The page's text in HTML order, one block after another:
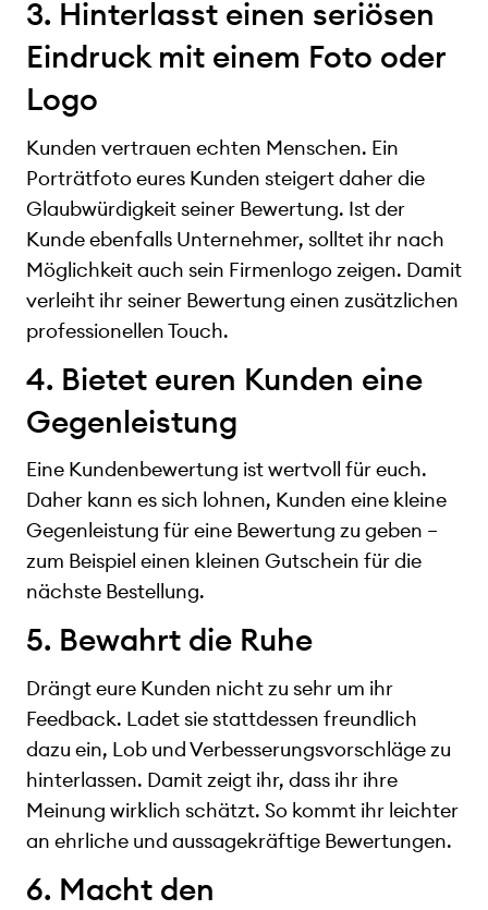
3. Hinterlasst einen seriösen
Eindruck mit einem Foto oder
Logo
Kunden vertrauen echten Menschen. Ein
Porträtfoto eures Kunden steigert daher die
Glaubwürdigkeit seiner Bewertung. Ist der
Kunde ebenfalls Unternehmer, solltet ihr nach
Möglichkeit auch sein Firmenlogo zeigen. Damit
verleiht ihr seiner Bewertung einen zusätzlichen
professionellen Touch.
4. Bietet euren Kunden eine
Gegenleistung
Eine Kundenbewertung ist wertvoll für euch.
Daher kann es sich lohnen, Kunden eine kleine
Gegenleistung für eine Bewertung zu geben –
zum Beispiel einen kleinen Gutschein für die
nächste Bestellung.
5. Bewahrt die Ruhe
Drängt eure Kunden nicht zu sehr um ihr
Feedback. Ladet sie stattdessen freundlich
dazu ein, Lob und Verbesserungsvorschläge zu
hinterlassen. Damit zeigt ihr, dass ihr ihre
Meinung wirklich schätzt. So kommt ihr leichter
an ehrliche und aussagekräftige Bewertungen.
6. Macht den